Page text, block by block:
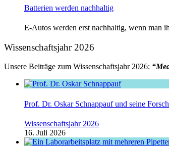
Batterien werden nachhaltig
E-Autos werden erst nachhaltig, wenn man
Wissenschaftsjahr 2026
Unsere Beiträge zum Wissenschaftsjahr 2026:
Prof. Dr. Oskar Schnappauf und seine
Wissenschaftsjahr 2026
16. Juli 2026